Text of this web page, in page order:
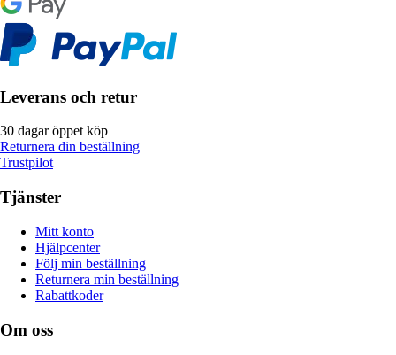
Leverans och retur
30 dagar öppet köp
Returnera din beställning
Trustpilot
Tjänster
Mitt konto
Hjälpcenter
Följ min beställning
Returnera min beställning
Rabattkoder
Om oss